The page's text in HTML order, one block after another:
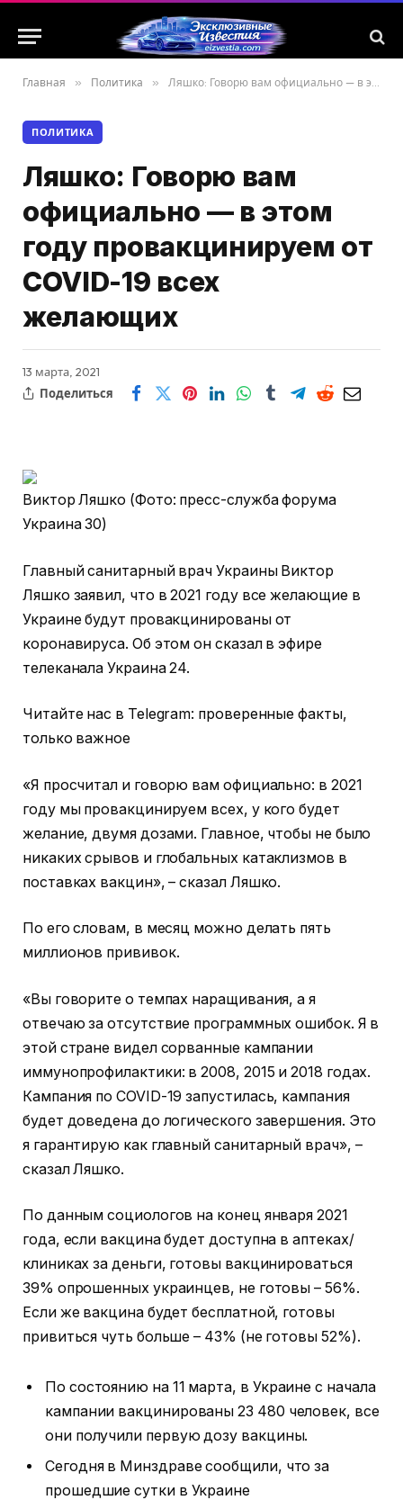
Главная » Политика » Ляшко: Говорю вам официально — в этом году провакцинируем от COVID-19 всех желающих
ПОЛИТИКА
Ляшко: Говорю вам
официально — в этом
году провакцинируем от
COVID-19 всех
желающих
13 марта, 2021
Поделиться
Виктор Ляшко (Фото: пресс-служба форума
Украина 30)
Главный санитарный врач Украины Виктор
Ляшко заявил, что в 2021 году все желающие в
Украине будут провакцинированы от
коронавируса. Об этом он сказал в эфире
телеканала Украина 24.
Читайте нас в Telegram: проверенные факты,
только важное
«Я просчитал и говорю вам официально: в 2021
году мы провакцинируем всех, у кого будет
желание, двумя дозами. Главное, чтобы не было
никаких срывов и глобальных катаклизмов в
поставках вакцин», – сказал Ляшко.
По его словам, в месяц можно делать пять
миллионов прививок.
«Вы говорите о темпах наращивания, а я
отвечаю за отсутствие программных ошибок. Я в
этой стране видел сорванные кампании
иммунопрофилактики: в 2008, 2015 и 2018 годах.
Кампания по COVID-19 запустилась, кампания
будет доведена до логического завершения. Это
я гарантирую как главный санитарный врач», –
сказал Ляшко.
По данным социологов на конец января 2021
года, если вакцина будет доступна в аптеках/
клиниках за деньги, готовы вакцинироваться
39% опрошенных украинцев, не готовы – 56%.
Если же вакцина будет бесплатной, готовы
привиться чуть больше – 43% (не готовы 52%).
По состоянию на 11 марта, в Украине с начала
кампании вакцинированы 23 480 человек, все
они получили первую дозу вакцины.
Сегодня в Минздраве сообщили, что за
прошедшие сутки в Украине